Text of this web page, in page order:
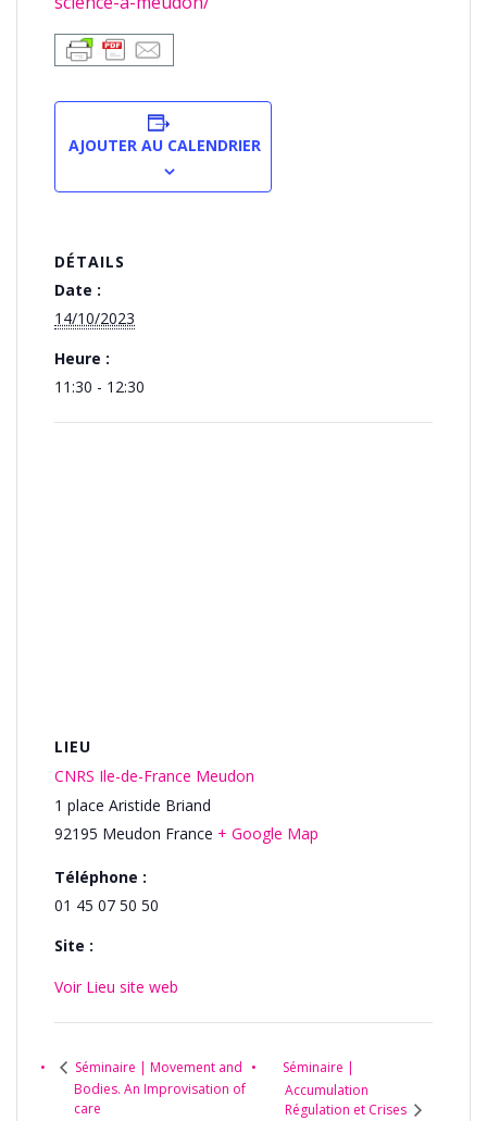
AJOUTER AU CALENDRIER
DÉTAILS
Date :
14/10/2023
Heure :
11:30 - 12:30
LIEU
CNRS Ile-de-France Meudon
1 place Aristide Briand
92195 Meudon France + Google Map
Téléphone :
01 45 07 50 50
Site :
Voir Lieu site web
Séminaire | Movement and
Bodies. An Improvisation of
care
Séminaire |
Accumulation
Régulation et Crises